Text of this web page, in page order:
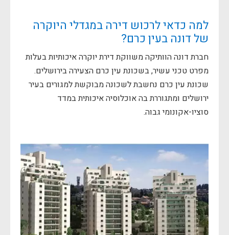
למה כדאי לרכוש דירה במגדלי היוקרה
של דונה בעין כרם?
חברת דונה הוותיקה משווקת דירת יוקרה איכותיות בעלות
מפרט טכני עשיר, בשכונת עין כרם הצעירה בירושלים.
שכונת עין כרם נחשבת לשכונה מבוקשת למגורים בעיר
ירושלים ומתגוררת בה אוכלוסיה איכותית במדד
סוציו-אקונומי גבוה.